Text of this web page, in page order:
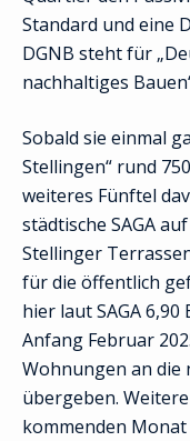
Standard und eine
DGNB steht für
nachhaltiges
Sobald sie einmal
Stellingen“ rund
weiteres Fünftel
städtische SAGA
Stellinger
für die öffentlich
hier laut SAGA
Anfang Februar
Wohnungen an
übergeben.
kommenden